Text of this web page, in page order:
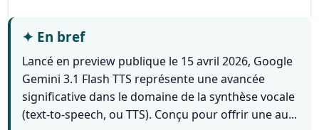
✦ En bref
Lancé en preview publique le 15 avril 2026, Google
Gemini 3.1 Flash TTS représente une avancée
significative dans le domaine de la synthèse vocale
(text-to-speech, ou TTS). Conçu pour offrir une au...